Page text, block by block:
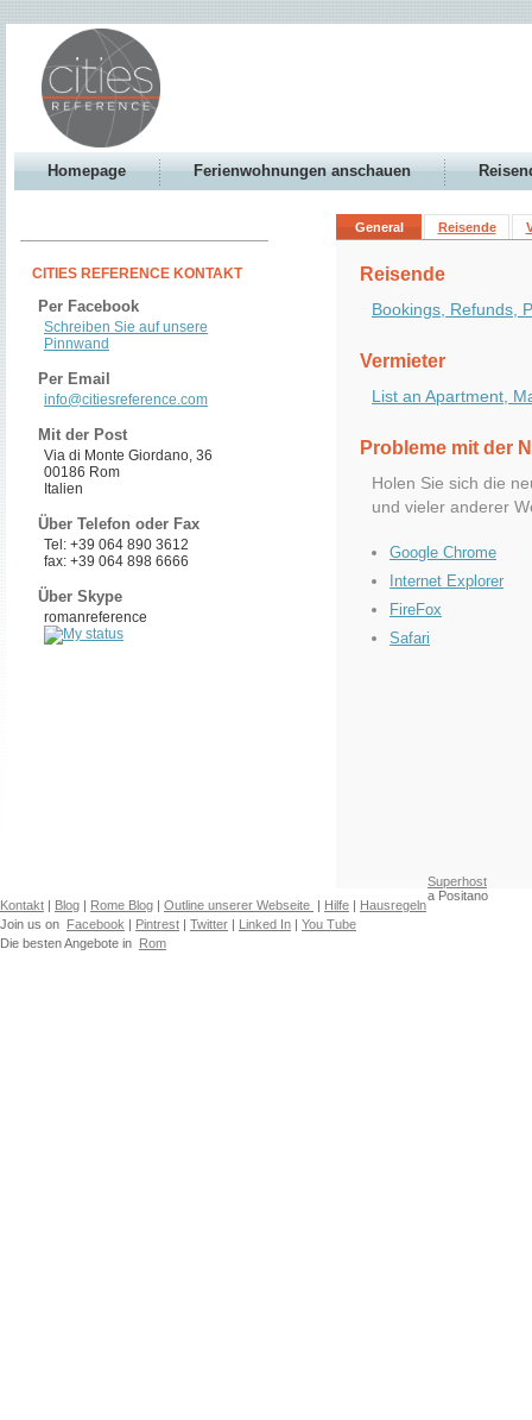
Homepage Ferienwohnungen anschauen
CITIES REFERENCE KONTAKT
Per Facebook
Schreiben Sie auf unsere
Pinnwand
Per Email
info@citiesreference.com
Mit der Post
Via di Monte Giordano, 36
00186 Rom
Italien
Über Telefon oder Fax
Tel: +39 064 890 3612
fax: +39 064 898 6666
Über Skype
romanreference
General Reisende
Reisende
Bookings, Refunds,
Vermieter
List an Apartment,
Probleme mit der
Holen Sie sich die
und vieler anderer
Google Chrome
Internet Explorer
FireFox
Safari
Kontakt | Blog | Rome Blog | Outline unserer Webseite | Hilfe | Hausregeln
Join us on Facebook | Pintrest | Twitter | Linked In | You Tube
Die besten Angebote in Rom
Superhost
a Positano